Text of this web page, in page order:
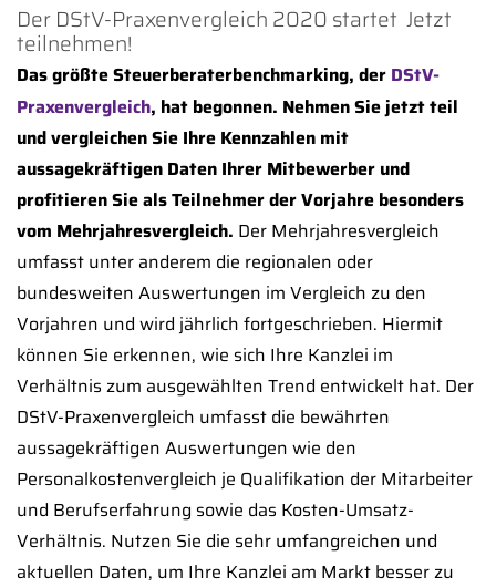
Der DStV-Praxenvergleich 2020 startet  Jetzt
teilnehmen!
Das größte Steuerberaterbenchmarking, der DStV-
Praxenvergleich, hat begonnen. Nehmen Sie jetzt teil
und vergleichen Sie Ihre Kennzahlen mit
aussagekräftigen Daten Ihrer Mitbewerber und
profitieren Sie als Teilnehmer der Vorjahre besonders
vom Mehrjahresvergleich. Der Mehrjahresvergleich
umfasst unter anderem die regionalen oder
bundesweiten Auswertungen im Vergleich zu den
Vorjahren und wird jährlich fortgeschrieben. Hiermit
können Sie erkennen, wie sich Ihre Kanzlei im
Verhältnis zum ausgewählten Trend entwickelt hat. Der
DStV-Praxenvergleich umfasst die bewährten
aussagekräftigen Auswertungen wie den
Personalkostenvergleich je Qualifikation der Mitarbeiter
und Berufserfahrung sowie das Kosten-Umsatz-
Verhältnis. Nutzen Sie die sehr umfangreichen und
aktuellen Daten, um Ihre Kanzlei am Markt besser zu